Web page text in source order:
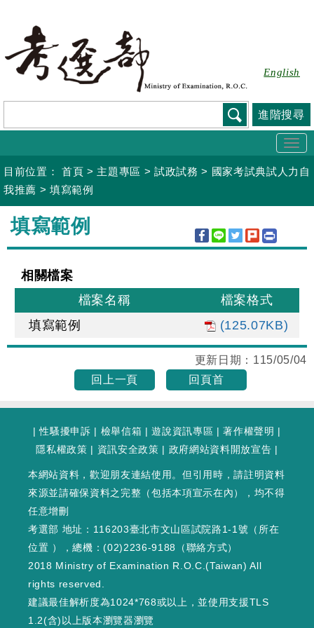
要
容
English
進階搜尋
目前位置： 首頁 > 主題專區 >試政試務 > 國家考試典試人力自
我推薦 > 填寫範例
:::
填寫範例
相關檔案
檔案名稱
檔案格式
填寫範例
(125.07KB)
更新日期： 115/05/04
回上一頁
回頁首
|性騷擾申訴 | 檢舉信箱 |遊說資訊專區 |著作權聲明 |
隱私權政策 | 資訊安全政策 | 政府網站資料開放宣告 |
本網站資料，歡迎朋友連結使用。但引用時，請註明資料
來源並請確保資料之完整（包括本項宣示在內），均不得
任意增刪
考選部 地址：116203臺北市文山區試院路1-1號（ 所在
位置 ），總機：(02)2236-9188（聯絡方式）
2018 Ministry of Examination R.O.C.(Taiwan) All
rights reserved.
建議最佳解析度為1024*768或以上，並使用支援TLS
1.2(含)以上版本瀏覽器瀏覽